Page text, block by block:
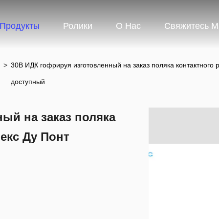
Продукты Ролики О Нас Свяжитесь
> 30В ИДК гофрируя изготовленный на заказ поляка
доступный
на заказ поляка
Ду Понт